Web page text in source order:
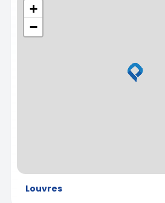
+
−
Louvres